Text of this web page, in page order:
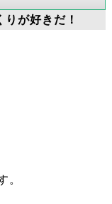
が好きだ！
。